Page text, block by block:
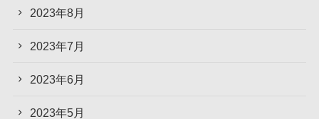
2023年8月
2023年7月
2023年6月
2023年5月